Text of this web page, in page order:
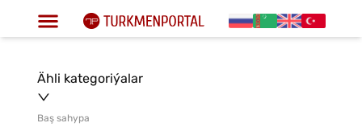
Ähli kategoriýalar
Baş sahypa